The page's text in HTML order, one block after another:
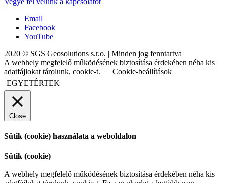
Email
Facebook
YouTube
2020 © SGS Geosolutions s.r.o. | Minden jog fenntartva
A webhely megfelelő működésének biztosítása érdekében néha kis
adatfájlokat tárolunk, cookie-t.
Cookie-beállítások
EGYETÉRTEK
Close
Sütik (cookie) használata a weboldalon
Sütik (cookie)
A webhely megfelelő működésének biztosítása érdekében néha kis